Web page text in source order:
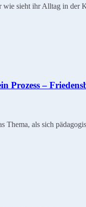
wie sieht ihr Alltag in
Prozess –
Thema, als sich